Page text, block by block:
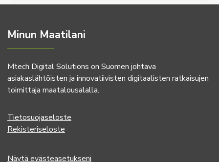
Minun Maatilani
Mtech Digital Solutions on Suomen johtava
asiakaslähtöisten ja innovatiivisten digitaalisten ratkaisujen
toimittaja maatalousalalla.
Tietosuojaseloste
Rekisteriseloste
Näytä evästeasetukseni